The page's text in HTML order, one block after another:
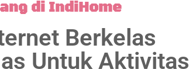
di IndiHome
Berkelas
Untuk Aktivitas